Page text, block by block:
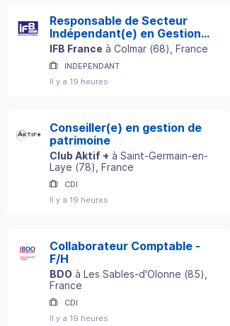
Responsable de Secteur
Indépendant(e) en Gestion
de Patrimoine
IFB France à Colmar (68) , France
INDEPENDANT
Il y a 19 heures
Conseiller(e) en gestion de
patrimoine
Club Aktif + à Saint-Germain-en-
Laye (78) , France
CDI
Il y a 19 heures
Collaborateur Comptable -
F/H
BDO à Les Sables-d'Olonne (85)
France
CDI
Il y a 19 heures